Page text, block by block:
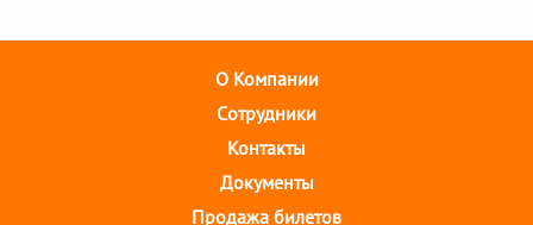
О Компании
Cотрудники
Контакты
Документы
Продажа билетов